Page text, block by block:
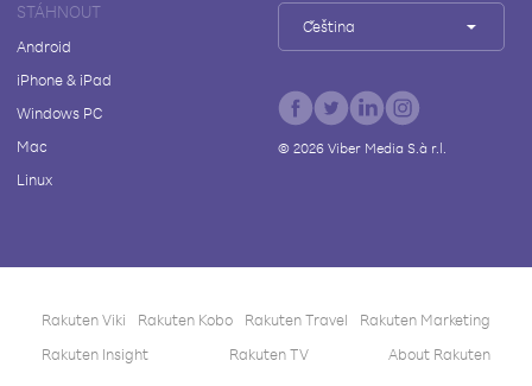
STÁHNOUT
Android
iPhone & iPad
Windows PC
Mac
Linux
Čeština
© 2026Viber Media S.à r.l.
Rakuten Viki Rakuten Kobo Rakuten Travel
Rakuten Marketing
Rakuten Insight
Rakuten TV About Rakuten